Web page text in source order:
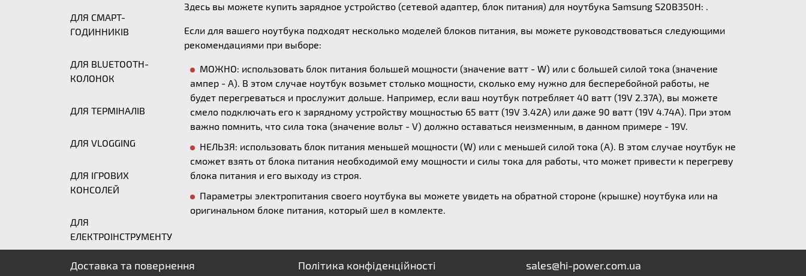
ДЛЯ СМАРТ-
ГОДИННИКІВ
ДЛЯ BLUETOOTH-
КОЛОНОК
ДЛЯ ТЕРМІНАЛІВ
ДЛЯ VLOGGING
ДЛЯ ІГРОВИХ
КОНСОЛЕЙ
ДЛЯ
ЕЛЕКТРОІНСТРУМЕНТУ
Здесь вы можете купить зарядное устройство (сетевой адаптер, блок питания) для ноутбука Samsung S20B350H: .
Если для вашего ноутбука подходят несколько моделей блоков питания, вы можете руководствоваться следующими
рекомендациями при выборе:
МОЖНО: использовать блок питания большей мощности (значение ватт - W) или с большей силой тока (значение
ампер - А). В этом случае ноутбук возьмет столько мощности, сколько ему нужно для бесперебойной работы, не
будет перегреваться и прослужит дольше. Например, если ваш ноутбук потребляет 40 ватт (19V 2.37A), вы можете
смело подключать его к зарядному устройству мощностью 65 ватт (19V 3.42A) или даже 90 ватт (19V 4.74A). При этом
важно помнить, что сила тока (значение вольт - V) должно оставаться неизменным, в данном примере - 19V.
НЕЛЬЗЯ: использовать блок питания меньшей мощности (W) или с меньшей силой тока (А). В этом случае ноутбук не
сможет взять от блока питания необходимой ему мощности и силы тока для работы, что может привести к перегреву
блока питания и его выходу из строя.
Параметры электропитания своего ноутбука вы можете увидеть на обратной стороне (крышке) ноутбука или на
оригинальном блоке питания, который шел в комлекте.
Доставка та повернення Політика конфіденційності sales@hi-power.com.ua